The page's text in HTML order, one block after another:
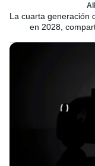
La cuarta generación
en 2028,